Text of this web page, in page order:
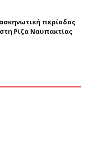
περίοδος
Ρίζα Ναυπακτίας